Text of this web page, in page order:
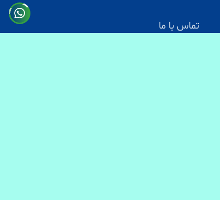
تماس با ما